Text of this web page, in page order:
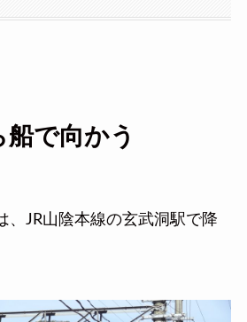
で向かう
、JR山陰本線の玄武洞駅で降